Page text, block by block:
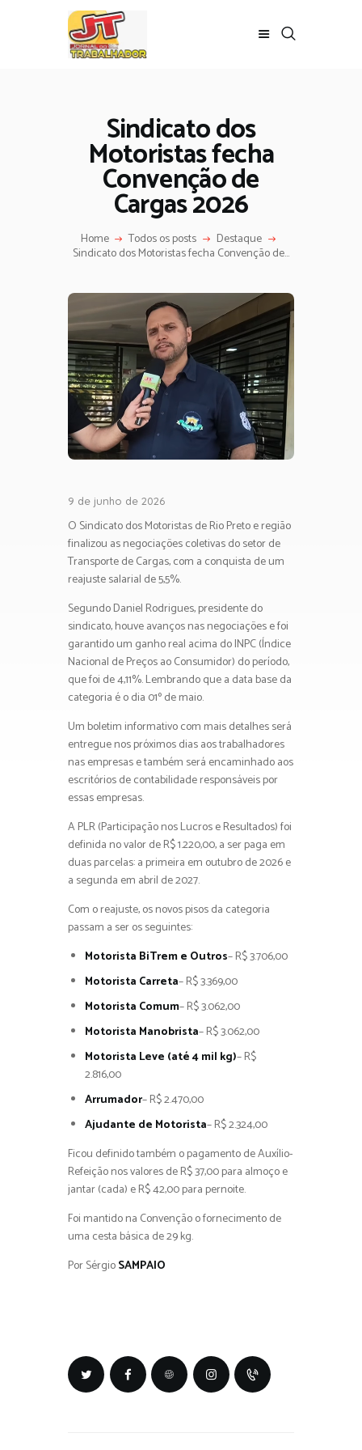
Sindicato dos
Motoristas fecha
Convenção de
Cargas 2026
Home Todos os posts Destaque
Sindicato dos Motoristas fecha Convenção de...
9 de junho de 2026
O Sindicato dos Motoristas de Rio Preto e região
finalizou as negociações coletivas do setor de
Transporte de Cargas, com a conquista de um
reajuste salarial de 5,5%.
Segundo Daniel Rodrigues, presidente do
sindicato, houve avanços nas negociações e foi
garantido um ganho real acima do INPC (Índice
Nacional de Preços ao Consumidor) do período,
que foi de 4,11%. Lembrando que a data base da
categoria é o dia 01º de maio.
Um boletim informativo com mais detalhes será
entregue nos próximos dias aos trabalhadores
nas empresas e também será encaminhado aos
escritórios de contabilidade responsáveis por
essas empresas.
A PLR (Participação nos Lucros e Resultados) foi
definida no valor de R$ 1.220,00, a ser paga em
duas parcelas: a primeira em outubro de 2026 e
a segunda em abril de 2027.
Com o reajuste, os novos pisos da categoria
passam a ser os seguintes:
Motorista BiTrem e Outros– R$ 3.706,00
Motorista Carreta– R$ 3.369,00
Motorista Comum– R$ 3.062,00
Motorista Manobrista– R$ 3.062,00
Motorista Leve (até 4 mil kg)– R$
2.816,00
Arrumador– R$ 2.470,00
Ajudante de Motorista– R$ 2.324,00
Ficou definido também o pagamento de Auxílio-
Refeição nos valores de R$ 37,00 para almoço e
jantar (cada) e R$ 42,00 para pernoite.
Foi mantido na Convenção o fornecimento de
uma cesta básica de 29 kg.
Por SérgioSAMPAIO